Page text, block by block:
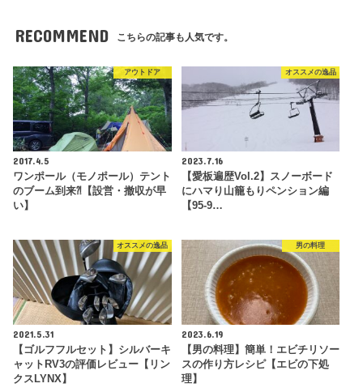
RECOMMEND こちらの記事も人気です。
アウトドア
2017.4.5
ワンポール（モノポール）テント
のブーム到来⁈【設営・撤収が早
い】
オススメの逸品
2023.7.16
【愛板遍歴Vol.2】スノーボード
にハマり山籠もりペンション編
【95-9…
オススメの逸品
2021.5.31
【ゴルフフルセット】シルバーキ
ャットRV3の評価レビュー【リン
クスLYNX】
男の料理
2023.6.19
【男の料理】簡単！エビチリソー
スの作り方レシピ【エビの下処
理】